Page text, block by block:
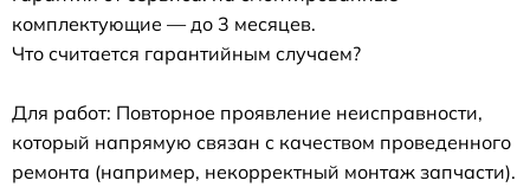
комплектующие — до 3 месяцев.
Что считается гарантийным случаем?
Для работ: Повторное проявление неисправности,
который напрямую связан с качеством проведенного
ремонта (например, некорректный монтаж запчасти).